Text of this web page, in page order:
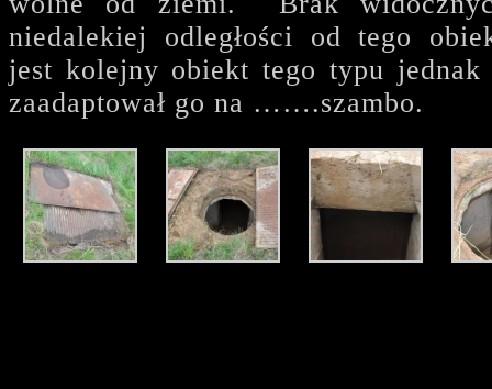
niedalekiej odległości od tego
jest kolejny obiekt tego typu jednak
zaadaptował go na …….szambo.